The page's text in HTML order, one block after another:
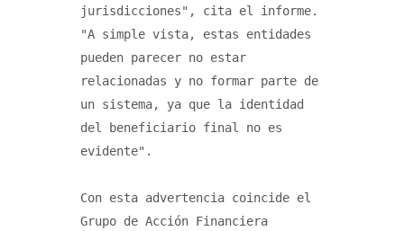
jurisdicciones", cita el informe.
"A simple vista, estas entidades
pueden parecer no estar
relacionadas y no formar parte de
un sistema, ya que la identidad
del beneficiario final no es
evidente".
Con esta advertencia coincide el
Grupo de Acción Financiera